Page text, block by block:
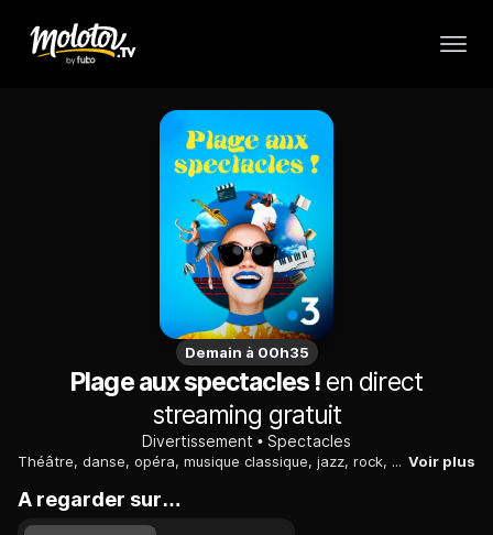
Demain à 00h35
Plage aux spectacles !en direct
streaming gratuit
Divertissement Spectacles
Théâtre, danse, opéra, musique classique, jazz, rock, chansons françaises, musiques urbaines : le spectacle occupe toutes les plages culturelles : chaque semaine, "Plage aux spectacles !" propose treize soirées simultanée consacrées au spectacle sous toutes ses formes. Soit plus de 100 rendez-vous tout au long de l'été. Voir plus
A regarder sur…